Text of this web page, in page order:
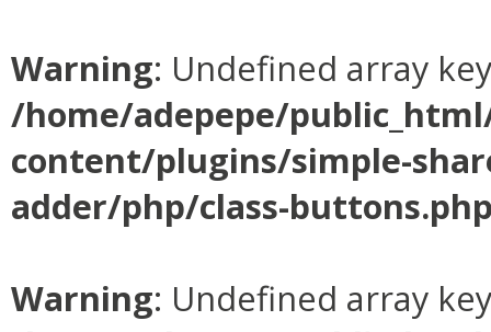
Warning: Undefined array
/home/adepepe/
content/plugins/simple-
adder/php/class-
Warning: Undefined array